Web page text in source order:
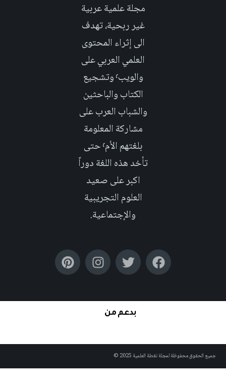
مجلة علمية عربية
غير ربحية، تهدف
الى إثراء المحتوى
العلمي العربي على
والويب٬ وتشجيع
الكتاب والباحثين
والشباب العرب على
مشاركة المعلومة
بلغتهم الأم٬ حتى
تأخد هذه اللغة دوراً
اكبر على صعيد
العلوم التجريبية
والإجتماعية.
بدعم من
محفوظة لمجلة نقطة العلمية 2025 ©